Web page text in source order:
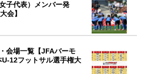
子代表）メンバー発
会】
会場一覧【JFAバーモ
12フットサル選手権大